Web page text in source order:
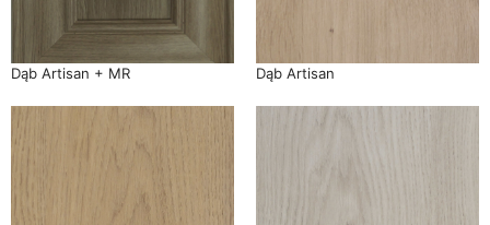
Dąb Artisan + MR Dąb Artisan